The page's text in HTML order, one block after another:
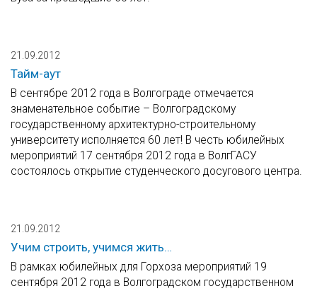
21.09.2012
Тайм-аут
В сентябре 2012 года в Волгограде отмечается
знаменательное событие – Волгоградскому
государственному архитектурно-строительному
университету исполняется 60 лет! В честь юбилейных
мероприятий 17 сентября 2012 года в ВолгГАСУ
состоялось открытие студенческого досугового центра.
21.09.2012
Учим строить, учимся жить…
В рамках юбилейных для Горхоза мероприятий 19
сентября 2012 года в Волгоградском государственном